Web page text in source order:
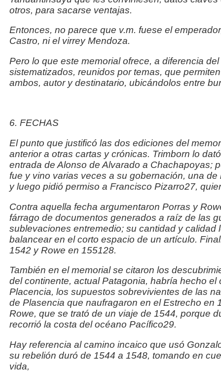
otros, para sacarse ventajas.
Entonces, no parece que v.m. fuese el
Castro, ni el virrey Mendoza.
Pero lo que este memorial ofrece, a diferencia
sistematizados, reunidos por temas, que
ambos, autor y destinatario, ubicándolos entre
6. FECHAS
El punto que justificó las dos ediciones del
anterior a otras cartas y crónicas. Trimborn lo
entrada de Alonso de Alvarado a Chachapoyas;
fue y vino varias veces a su gobernación, una
y luego pidió permiso a Francisco Pizarro27,
Contra aquella fecha argumentaron Porras y
fárrago de documentos generados a raíz de las
sublevaciones entremedio; su cantidad y calidad
balancear en el corto espacio de un artículo.
1542 y Rowe en 155128.
También en el memorial se citaron los
delcontinente, actual Patagonia, habría hecho el
Placencia, los supuestos sobrevivientes de las
de Plasencia que naufragaron en el Estrecho en
Rowe, que se trató de un viaje de 1544, porque
recorrió la costa del océano Pacífico29.
Hay referencia al camino incaico que usó
su rebelión duró de 1544 a 1548, tomando en
vida,